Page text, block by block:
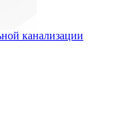
канализации